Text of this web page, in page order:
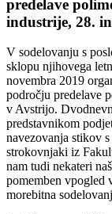
predelave
industrije, 28.
V sodelovanju s
sklopu njihovega
novembra 2019
področju predelave
v Avstrijo.
predstavnikom
navezovanja stikov
strokovnjaki iz
nam tudi nekateri
pomemben vpogled
morebitna